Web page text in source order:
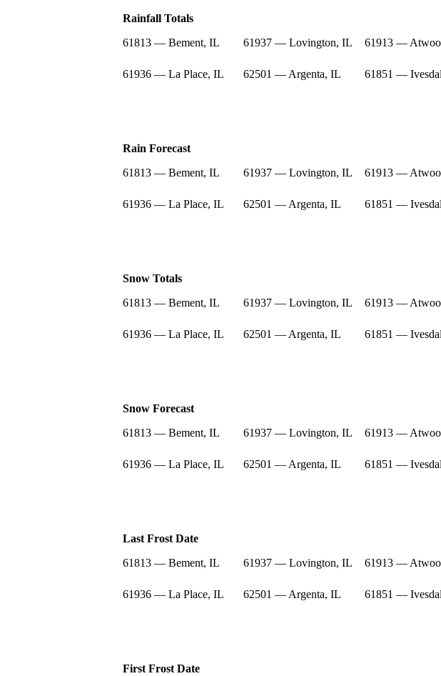
Rainfall Totals
61813 — Bement, IL
61937 — Lovington, IL 61913 —
61936 — La Place, IL 62501 — Argenta, IL 61851 —
Rain Forecast
61813 — Bement, IL
61937 — Lovington, IL 61913 —
61936 — La Place, IL 62501 — Argenta, IL 61851 —
Snow Totals
61813 — Bement, IL
61937 — Lovington, IL 61913 —
61936 — La Place, IL 62501 — Argenta, IL 61851 —
Snow Forecast
61813 — Bement, IL
61937 — Lovington, IL 61913 —
61936 — La Place, IL 62501 — Argenta, IL 61851 —
Last Frost Date
61813 — Bement, IL
61937 — Lovington, IL 61913 —
61936 — La Place, IL 62501 — Argenta, IL 61851 —
First Frost Date